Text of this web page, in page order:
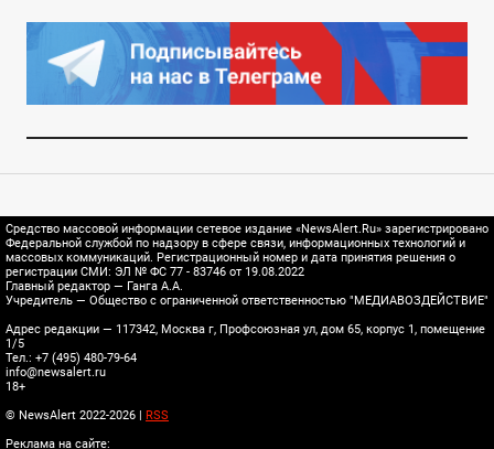
Средство массовой информации сетевое издание «NewsAlert.Ru» зарегистрировано
Федеральной службой по надзору в сфере связи, информационных технологий и
массовых коммуникаций. Регистрационный номер и дата принятия решения о
регистрации СМИ: ЭЛ № ФС 77 - 83746 от 19.08.2022
Главный редактор — Ганга А.А.
Учредитель — Общество с ограниченной ответственностью "МЕДИАВОЗДЕЙСТВИЕ"
Адрес редакции — 117342, Москва г, Профсоюзная ул, дом 65, корпус 1, помещение
1/5
Тел.: +7 (495) 480-79-64
info@newsalert.ru
18+
© NewsAlert 2022-2026 |
RSS
Реклама на сайте: